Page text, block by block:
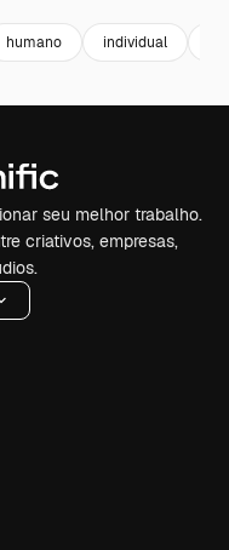
humano individual
seu melhor trabalho.
criativos, empresas,